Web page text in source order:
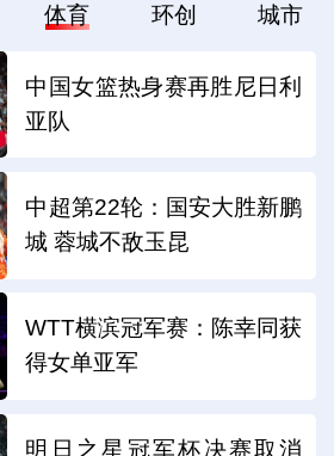
体育 环创 城市
中国女篮热身赛再胜尼日利
亚队
中超第22轮：国安大胜新鹏
城 蓉城不敌玉昆
WTT横滨冠军赛：陈幸同获
得女单亚军
明日之星冠军杯决赛取消